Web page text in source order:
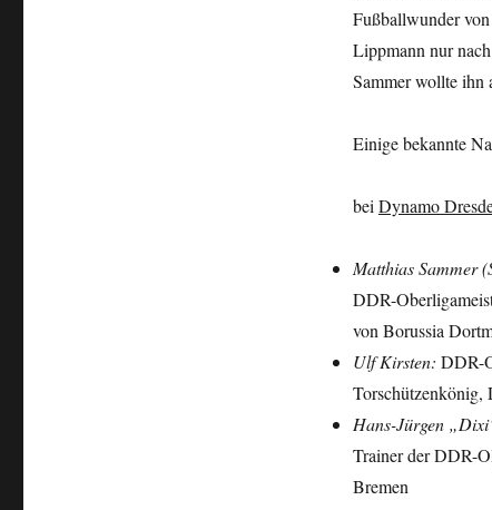
Fußballwunder
Lippmann nur
Sammer wollte ihn
Einige bekannte
bei Dynamo
Matthias Sammer
DDR-
von Borussia
Ulf Kirsten: DDR-
Torschützenkönig,
Hans-Jürgen
Trainer der DDR-
Bremen